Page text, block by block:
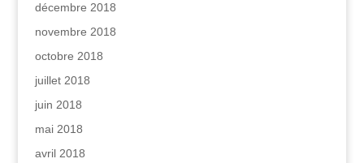
décembre 2018
novembre 2018
octobre 2018
juillet 2018
juin 2018
mai 2018
avril 2018